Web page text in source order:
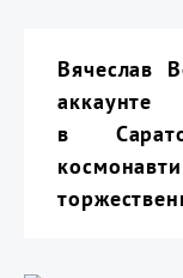
Вячеслав
в